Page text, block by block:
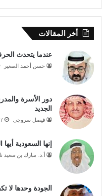
أخر المقالات
عندما يتحدث
حسن أحمد الصغير
دور الأسرة
الجديد
فيصل سروجي
إنها السعودية أيها
أ.د. مبارك بن سعيد
الجودة وحدها لا